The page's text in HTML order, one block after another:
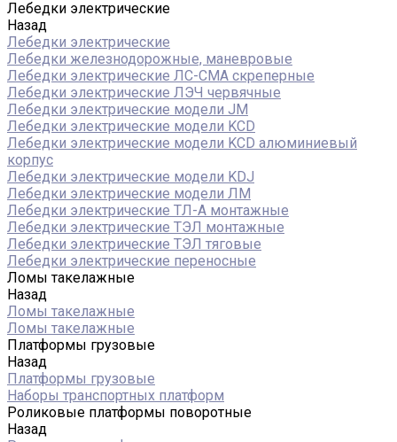
Лебедки электрические
Назад
Лебедки электрические
Лебедки железнодорожные, маневровые
Лебедки электрические ЛС-СМА скреперные
Лебедки электрические ЛЭЧ червячные
Лебедки электрические модели JM
Лебедки электрические модели KCD
Лебедки электрические модели KCD алюминиевый
корпус
Лебедки электрические модели KDJ
Лебедки электрические модели ЛМ
Лебедки электрические ТЛ-А монтажные
Лебедки электрические ТЭЛ монтажные
Лебедки электрические ТЭЛ тяговые
Лебедки электрические переносные
Ломы такелажные
Назад
Ломы такелажные
Ломы такелажные
Платформы грузовые
Назад
Платформы грузовые
Наборы транспортных платформ
Роликовые платформы поворотные
Назад